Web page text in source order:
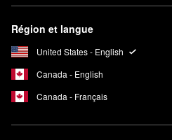
Région et langue
United States - English
Canada - English
Canada - Français